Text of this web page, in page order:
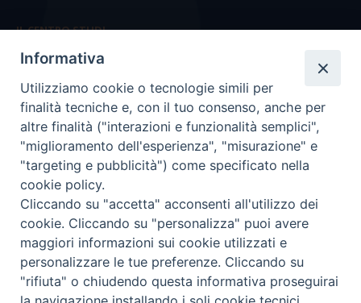
IL CENTRO STUDI
La nostra storia
Statuto
Presidenza e ufficio presidenza
Consiglio scientifico
Coordinamento nazionale
COPYRIGHT Scienza & Vita - C.F96600690588- Tutti i
Informativa
Utilizziamo cookie o tecnologie simili per
finalità tecniche e, con il tuo consenso, anche per
altre finalità ("interazioni e funzionalità semplici",
"miglioramento dell'esperienza", "misurazione" e
"targeting e pubblicità") come specificato nella
cookie policy.
Cliccando su "accetta" acconsenti all'utilizzo dei
cookie. Cliccando su "personalizza" puoi avere
maggiori informazioni sui cookie utilizzati e
personalizzare le tue preferenze. Cliccando su
"rifiuta" o chiudendo questa informativa proseguirai